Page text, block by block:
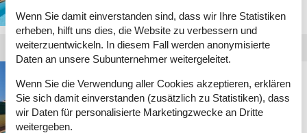
ferienwohnung pool
Wenn Sie damit einverstanden sind, dass wir Ihre Statistiken
erheben, hilft uns dies, die Website zu verbessern und
weiterzuentwickeln. In diesem Fall werden anonymisierte
Daten an unsere Subunternehmer weitergeleitet.
Wenn Sie die Verwendung aller Cookies akzeptieren, erklären
Sie sich damit einverstanden (zusätzlich zu Statistiken), dass
wir Daten für personalisierte Marketingzwecke an Dritte
weitergeben.